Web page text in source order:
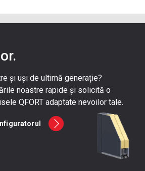
și uși de ultimă generație?
noastre rapide și solicită o
QFORT adaptate nevoilor tale.